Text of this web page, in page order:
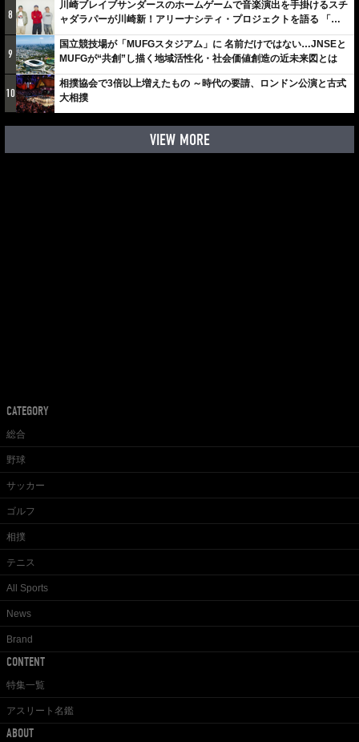
8
川崎ブレイブサンダースのホームゲームで音楽演出を手掛けるスチ
ャダラパーが川崎新！アリーナシティ・プロジェクトを語る 「楽
しみでしかないでしょ。川崎は、ずっと成長曲線だから」
9
国立競技場が「MUFGスタジアム」に 名前だけではない…JNSEと
MUFGが“共創”し描く地域活性化・社会価値創造の近未来図とは
10
相撲協会で3倍以上増えたもの ～時代の要請、ロンドン公演と古式
大相撲
VIEW MORE
CATEGORY
総合
野球
サッカー
ゴルフ
相撲
テニス
All Sports
News
Brand
CONTENT
特集一覧
アスリート名鑑
ABOUT